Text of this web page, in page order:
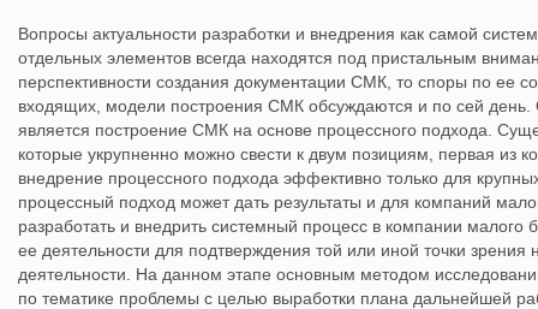
Вопросы актуальности разработки и внедрения как самой
отдельных элементов всегда находятся под пристальным
перспективности создания документации СМК, то споры по ее
входящих, модели построения СМК обсуждаются и по сей
является построение СМК на основе процессного подхода.
которые укрупненно можно свести к двум позициям, первая из
внедрение процессного подхода эффективно только для
процессный подход может дать результаты и для компаний
разработать и внедрить системный процесс в компании
ее деятельности для подтверждения той или иной точки
деятельности. На данном этапе основным методом
по тематике проблемы с целью выработки плана дальнейшей